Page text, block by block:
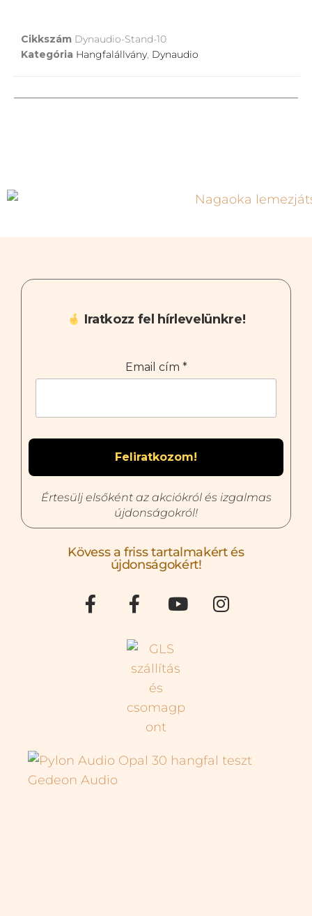
Cikkszám Dynaudio-Stand-10
Kategória Hangfalállvány, Dynaudio
Iratkozz fel hírlevelünkre!
Email cím *
Értesülj elsőként az akciókról és izgalmas
újdonságokról!
Kövess a friss tartalmakért és
újdonságokért!